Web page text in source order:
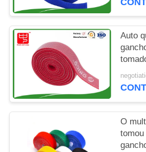
PRIVACIDADE
Auto
laço
O